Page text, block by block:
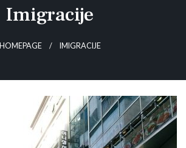
Imigracije
HOMEPAGE IMIGRACIJE